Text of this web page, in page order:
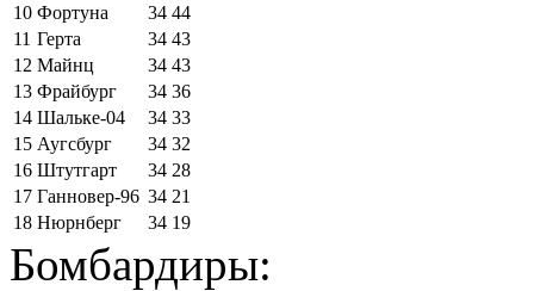
10 Фортуна 34 44
11 Герта 34 43
12 Майнц 34 43
13 Фрайбург 34 36
14 Шальке-04 34 33
15 Аугсбург 34 32
16 Штутгарт 34 28
17 Ганновер-96 34 21
18 Нюрнберг 34 19
Бомбардиры: